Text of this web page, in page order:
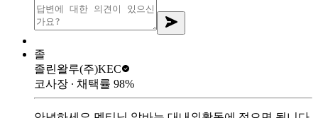
졸
졸린왈루(주)KEC
코사장 ∙ 채택률 98%